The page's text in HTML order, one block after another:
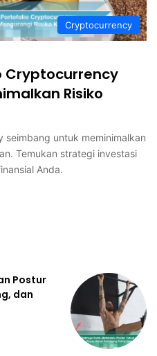
Cryptocurrency
Cryptocurrency
Risiko
untuk meminimalkan
Temukan strategi investasi
Anda.
Postur
dan